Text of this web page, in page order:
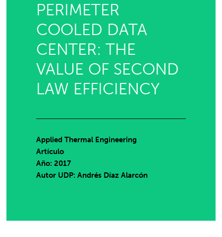
PERIMETER
COOLED DATA
CENTER: THE
VALUE OF SECOND
LAW EFFICIENCY
Applied Thermal Engineering
Artículo
Año: 2017
Autor UDP:Andrés Díaz Alarcón